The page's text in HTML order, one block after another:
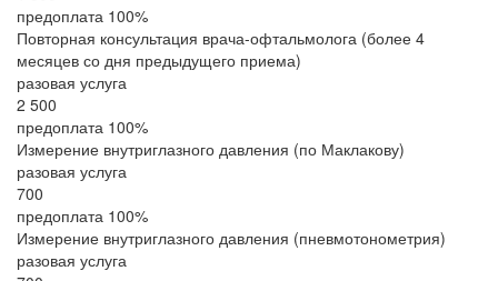
предоплата 100%
Повторная консультация врача-офтальмолога (более 4
месяцев со дня предыдущего приема)
разовая услуга
2 500
предоплата 100%
Измерение внутриглазного давления (по Маклакову)
разовая услуга
700
предоплата 100%
Измерение внутриглазного давления (пневмотонометрия)
разовая услуга